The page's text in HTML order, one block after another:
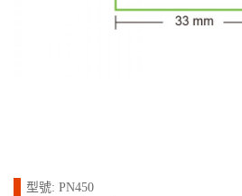
型號: PN450